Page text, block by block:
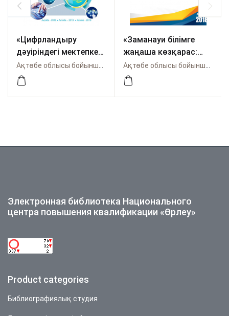
«Цифрландыру
дәуіріндегі мектепке
дейінгі тәрбие мен
білім берудің
ғаламдық болашағы»
«Заманауи білімге
жаңаша көзқарас:
тәжірибе және даму
болашағы»
халықаралық
Электронная библиотека Национального
центра повышения квалификации «Өрлеу»
Product categories
Библиографиялық студия